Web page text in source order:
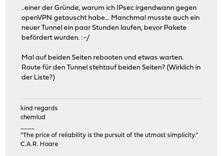
..einer der Gründe, warum ich IPsec irgendwann gegen
openVPN getauscht habe... Manchmal musste auch ein
neuer Tunnel ein paar Stunden laufen, bevor Pakete
befördert wurden. :-/
Mal auf beiden Seiten rebooten und etwas warten.
Route für den Tunnel stehtauf beiden Seiten? (Wirklich in
der Liste?)
kind regards
chemlud
"The price of reliability is the pursuit of the utmost simplicity."
C.A.R. Hoare